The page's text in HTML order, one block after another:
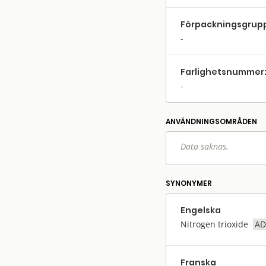
Farlighets­nummer:
ANVÄNDNINGS­OMRÅDEN
Data saknas.
SYNONYMER
Engelska
Nitrogen trioxide
Franska